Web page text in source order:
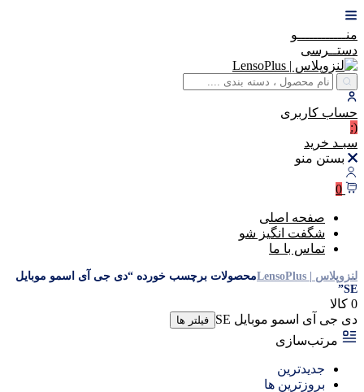
منــــــــــــو
دستــرسی
حساب کاربری
(:
سبـد خرید
بستن منو
0
صفحه اصلی
شگفت انگیز شو
تماس با ما
لنزوپلاس | LensoPlus
محصولات برچسب خورده “دی جی آی اسمو موبایل
SE”
0 کالا
دی جی آی اسمو موبایل SE
فیلتر ها
مرتب‌سازی
جدیدترین
بروزترین ها